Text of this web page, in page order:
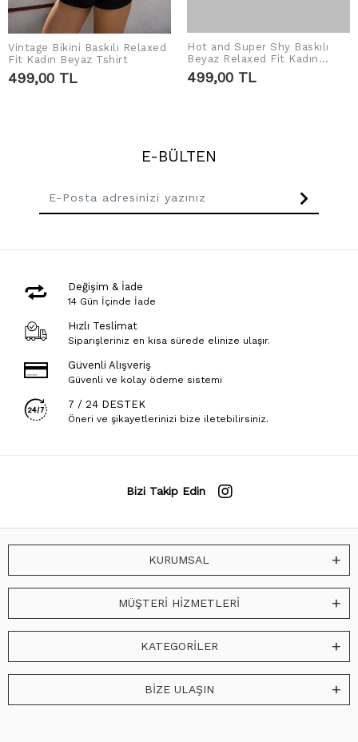
SEPETE EKLE
Vintage Bikini Baskılı Relaxed
Fit Kadın Beyaz Tshirt
499,00 TL
SEPETE EKLE
Hot and Super Shy Baskılı
Beyaz Relaxed Fit Kadın
Tshirt
499,00 TL
E-BÜLTEN
Değişim & İade
14 Gün İçinde İade
Hızlı Teslimat
Siparişleriniz en kısa sürede elinize ulaşır.
Güvenli Alışveriş
Güvenli ve kolay ödeme sistemi
7 / 24 DESTEK
Öneri ve şikayetlerinizi bize iletebilirsiniz.
Bizi Takip Edin
KURUMSAL
MÜŞTERİ HİZMETLERİ
KATEGORİLER
BİZE ULAŞIN